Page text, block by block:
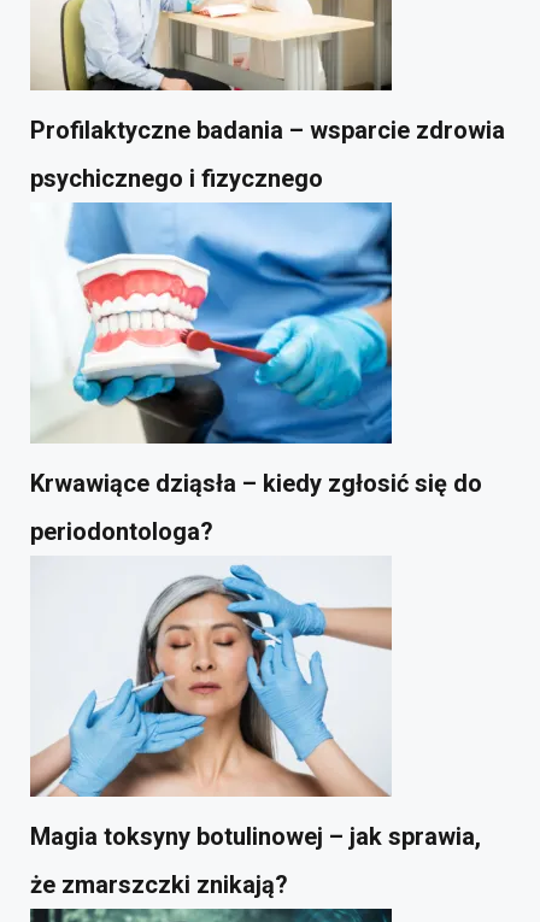
Profilaktyczne badania – wsparcie zdrowia
psychicznego i fizycznego
Krwawiące dziąsła – kiedy zgłosić się do
periodontologa?
Magia toksyny botulinowej – jak sprawia,
że zmarszczki znikają?